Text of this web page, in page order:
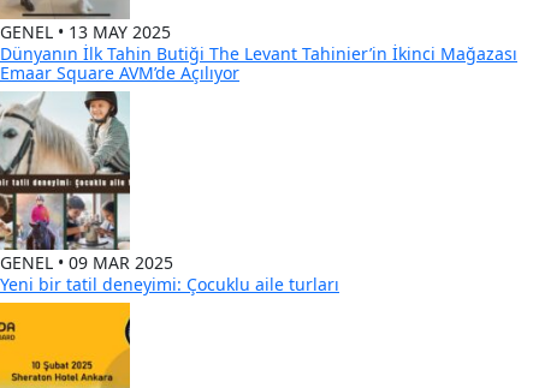
GENEL • 13 MAY 2025
Dünyanın İlk Tahin Butiği The Levant Tahinier’in İkinci Mağazası
Emaar Square AVM’de Açılıyor
GENEL • 09 MAR 2025
Yeni bir tatil deneyimi: Çocuklu aile turları